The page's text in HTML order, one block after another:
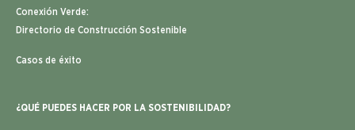
Conexión Verde:
Directorio de Construcción Sostenible
Casos de éxito
¿QUÉ PUEDES HACER POR LA SOSTENIBILIDAD?